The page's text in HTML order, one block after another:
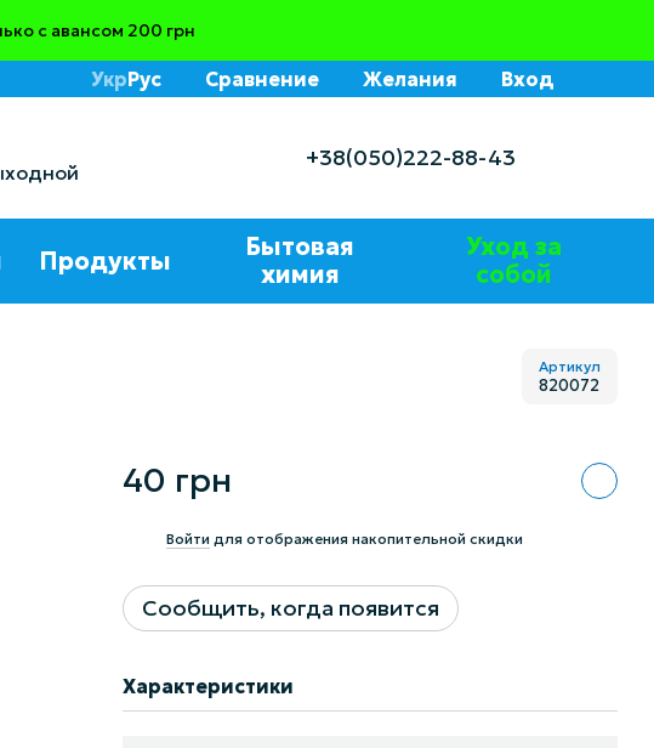
с авансом 200 грн
УкрРус Сравнение Желания Вход
+38(050)222-88-43
Продукты
Бытовая
химия
Уход за
собой
Артикул
820072
40 грн
Войти для отображения накопительной скидки
Сообщить, когда появится
Характеристики